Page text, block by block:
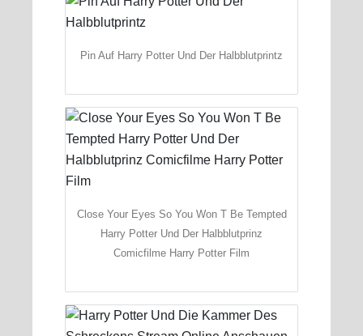
Pin Auf Harry Potter Und Der Halbblutprintz
Close Your Eyes So You Won T Be Tempted
Harry Potter Und Der Halbblutprinz
Comicfilme Harry Potter Film